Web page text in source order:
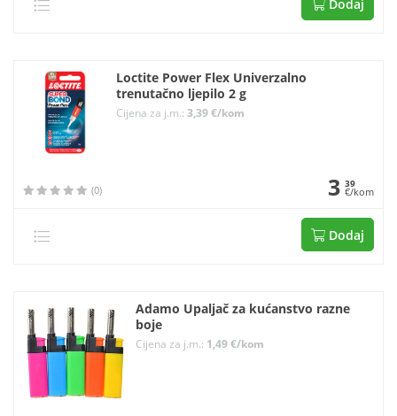
Dodaj
Loctite Power Flex Univerzalno
trenutačno ljepilo 2 g
Cijena za j.m.:3,39 €/kom
(0) 3 39
€/kom
Dodaj
Adamo Upaljač za kućanstvo razne
boje
Cijena za j.m.: 1,49 €/kom